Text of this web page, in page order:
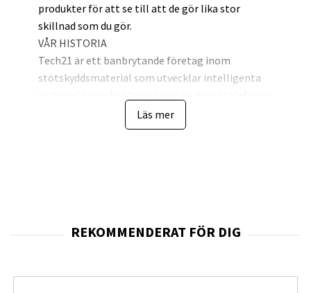
produkter för att se till att de gör lika stor
skillnad som du gör.
VÅR HISTORIA
Tech21 är ett banbrytande företag inom
stötskyddsmaterial som utvecklar intelligenta
din teknik, vår planet och dig.
Teknik, innovation och vetenskaplig testning är
Skydd mot stötar
Läs mer